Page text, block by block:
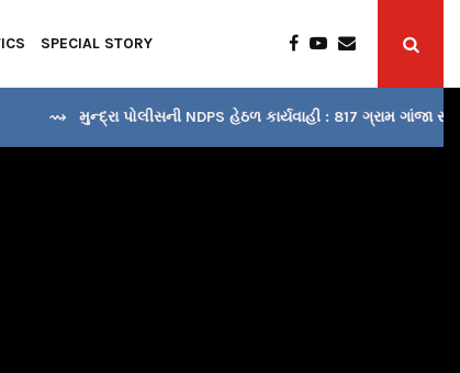
SPECIAL STORY
⇝ મુન્દ્રા પોલીસની NDPS હેઠળ કાર્યવાહી : 817 ગ્રામ ગાંજા સાથે…